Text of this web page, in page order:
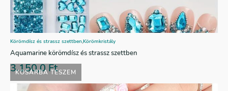
KOSÁRBA TESZEM
Körömdísz és strassz szettben,Körömkristály
Aquamarine körömdísz és strassz szettben
3.150,0Ft